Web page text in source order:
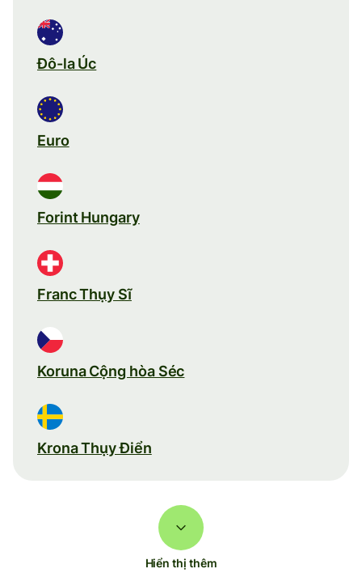
Đô-la Úc
Euro
Forint Hungary
Franc Thụy Sĩ
Koruna Cộng hòa Séc
Krona Thụy Điển
Hiển thị thêm